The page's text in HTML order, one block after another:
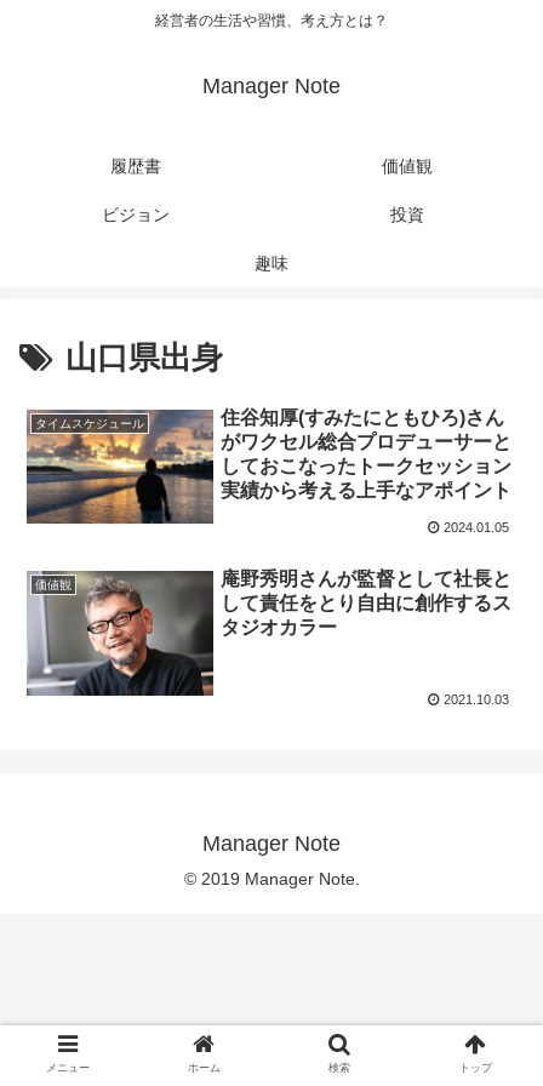
経営者の生活や習慣、考え方とは？
Manager Note
履歴書 価値観
ビジョン 投資
趣味
山口県出身
タイムスケジュール
住谷知厚(すみたにともひろ)さん
がワクセル総合プロデューサーと
しておこなったトークセッション
実績から考える上手なアポイント
2024.01.05
価値観
庵野秀明さんが監督として社長と
して責任をとり自由に創作するス
タジオカラー
2021.10.03
Manager Note
© 2019 Manager Note.
メニュー ホーム 検索 トップ